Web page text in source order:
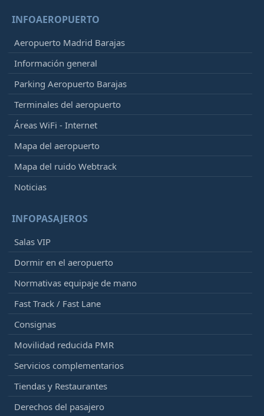
INFOAEROPUERTO
Aeropuerto Madrid Barajas
Información general
Parking Aeropuerto Barajas
Terminales del aeropuerto
Áreas WiFi - Internet
Mapa del aeropuerto
Mapa del ruido Webtrack
Noticias
INFOPASAJEROS
Salas VIP
Dormir en el aeropuerto
Normativas equipaje de mano
Fast Track / Fast Lane
Consignas
Movilidad reducida PMR
Servicios complementarios
Tiendas y Restaurantes
Derechos del pasajero